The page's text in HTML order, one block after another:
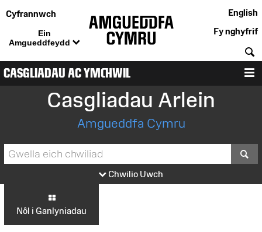
Cyfrannwch
Ein
Amgueddfeydd
English
Fy nghyfrif
CASGLIADAU AC YMCHWIL
Casgliadau Arlein
Amgueddfa Cymru
Chwilio Uwch
Nôl i Ganlyniadau